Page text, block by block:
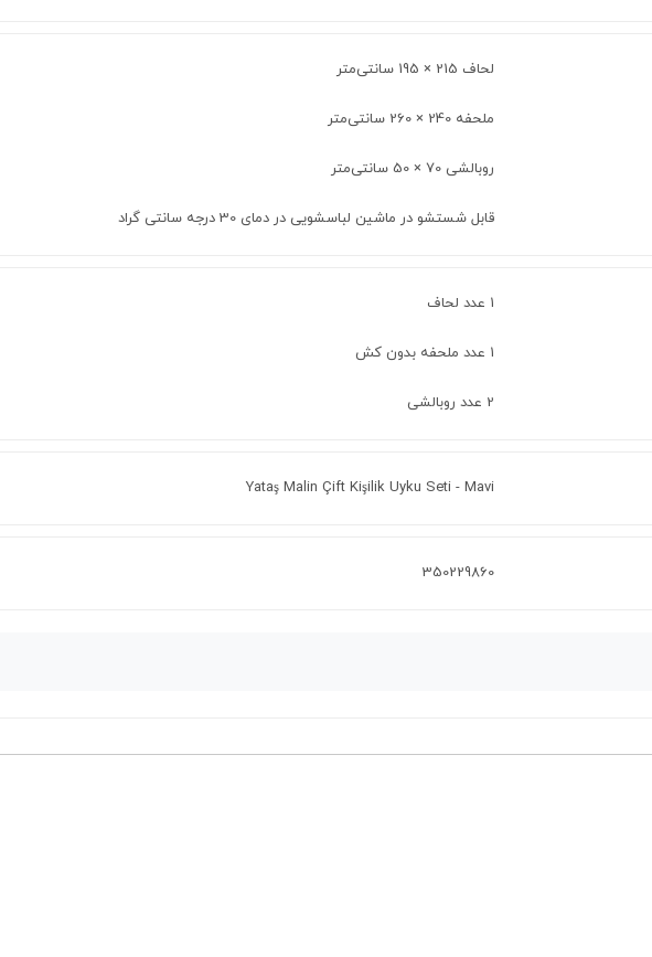
لحاف 215 × 195 سانتی‌متر
ملحفه 240 × 260 سانتی‌متر
روبالشی 70 × 50 سانتی‌متر
قابل شستشو در ماشین لباسشویی در دمای 30 درجه سانتی گراد
1 عدد لحاف
1 عدد ملحفه بدون کش
2 عدد روبالشی
Yataş Malin Çift Kişilik Uyku Seti - Mavi
350229860